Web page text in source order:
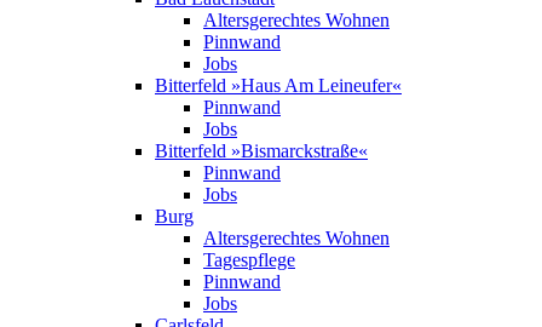
Altersgerechtes Wohnen
Pinnwand
Jobs
Bitterfeld »Haus Am Leineufer«
Pinnwand
Jobs
Bitterfeld »Bismarck­straße«
Pinnwand
Jobs
Burg
Altersgerechtes Wohnen
Tagespflege
Pinnwand
Jobs